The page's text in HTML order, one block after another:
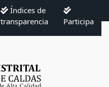
Índices de
transparencia
Participa